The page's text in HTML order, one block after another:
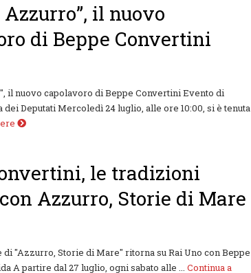
Azzurro”, il nuovo
di Beppe Convertini
il nuovo capolavoro di Beppe Convertini Evento di
dei Deputati Mercoledì 24 luglio, alle ore 10:00, si è tenuta
le tradizioni
Azzurro, Storie di Mare
di "Azzurro, Storie di Mare" ritorna su Rai Uno con Beppe
A partire dal 27 luglio, ogni sabato alle ... Continua a